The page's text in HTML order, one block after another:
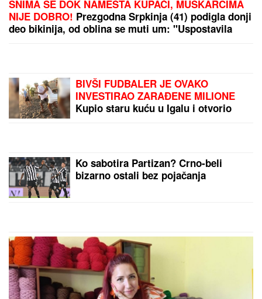
"RAZOČARALA SAM SE, MNOGI SU NESTALI
MNOGE OD OVIH PESAMA
OBOŽAVATEOvo je 10 numera koje
je Dino Merlin obradio od stranih
izvođača - ostaćete u čudu kad vidite
spisak